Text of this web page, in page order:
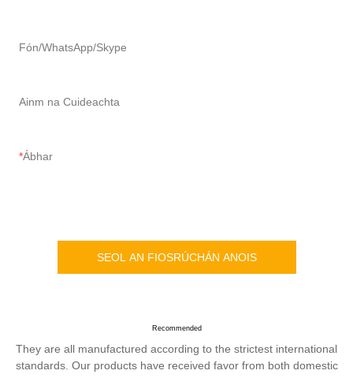
Fón/WhatsApp/Skype
Ainm na Cuideachta
Ábhar
SEOL AN FIOSRÚCHÁN ANOIS
Recommended
They are all manufactured according to the strictest international
standards. Our products have received favor from both domestic